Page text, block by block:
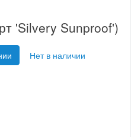
'Silvery Sunproof')
Нет в наличии